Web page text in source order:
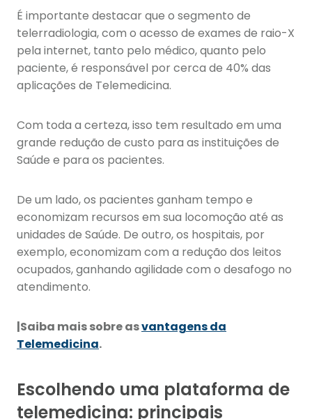
É importante destacar que o segmento de
telerradiologia, com o acesso de exames de raio-X
pela internet, tanto pelo médico, quanto pelo
paciente, é responsável por cerca de 40% das
aplicações de Telemedicina.
Com toda a certeza, isso tem resultado em uma
grande redução de custo para as instituições de
Saúde e para os pacientes.
De um lado, os pacientes ganham tempo e
economizam recursos em sua locomoção até as
unidades de Saúde. De outro, os hospitais, por
exemplo, economizam com a redução dos leitos
ocupados, ganhando agilidade com o desafogo no
atendimento.
|Saiba mais sobre asvantagens da
Telemedicina.
Escolhendo uma plataforma de
telemedicina: principais